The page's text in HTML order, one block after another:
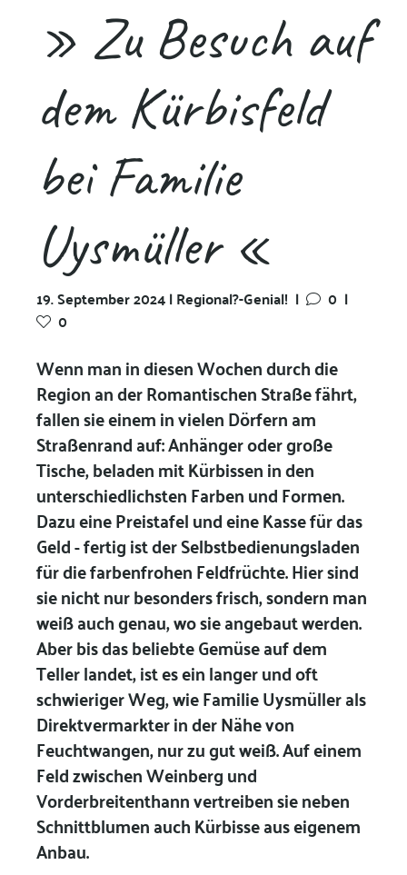
» Zu Besuch auf
dem Kürbisfeld
bei Familie
Uysmüller «
19. September 2024 | Regional?-Genial! | 0 |
0
Wenn man in diesen Wochen durch die
Region an der Romantischen Straße fährt,
fallen sie einem in vielen Dörfern am
Straßenrand auf: Anhänger oder große
Tische, beladen mit Kürbissen in den
unterschiedlichsten Farben und Formen.
Dazu eine Preistafel und eine Kasse für das
Geld - fertig ist der Selbstbedienungsladen
für die farbenfrohen Feldfrüchte. Hier sind
sie nicht nur besonders frisch, sondern man
weiß auch genau, wo sie angebaut werden.
Aber bis das beliebte Gemüse auf dem
Teller landet, ist es ein langer und oft
schwieriger Weg, wie Familie Uysmüller als
Direktvermarkter in der Nähe von
Feuchtwangen, nur zu gut weiß. Auf einem
Feld zwischen Weinberg und
Vorderbreitenthann vertreiben sie neben
Schnittblumen auch Kürbisse aus eigenem
Anbau.